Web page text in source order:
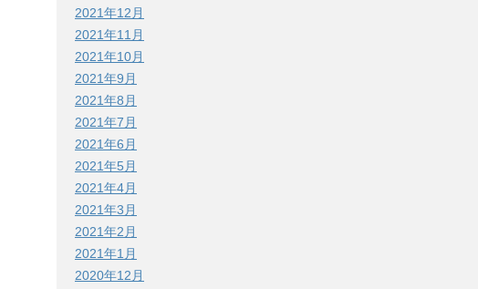
2021年12月
2021年11月
2021年10月
2021年9月
2021年8月
2021年7月
2021年6月
2021年5月
2021年4月
2021年3月
2021年2月
2021年1月
2020年12月